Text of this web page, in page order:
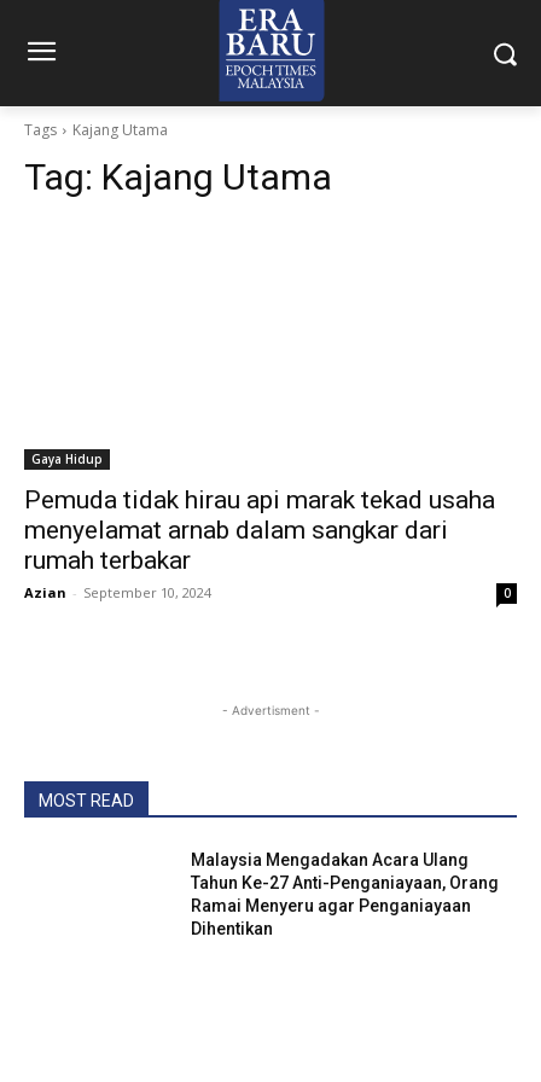
Tags Kajang Utama
Tag: Kajang Utama
Gaya Hidup
Pemuda tidak hirau api marak tekad usaha
menyelamat arnab dalam sangkar dari
rumah terbakar
Azian - September 10, 2024 0
- Advertisment -
MOST READ
Malaysia Mengadakan Acara Ulang
Tahun Ke-27 Anti-Penganiayaan, Orang
Ramai Menyeru agar Penganiayaan
Dihentikan